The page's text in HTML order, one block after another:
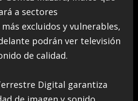
a sectores
excluidos y vulnerables,
podrán ver televisión
de calidad.
Digital garantiza